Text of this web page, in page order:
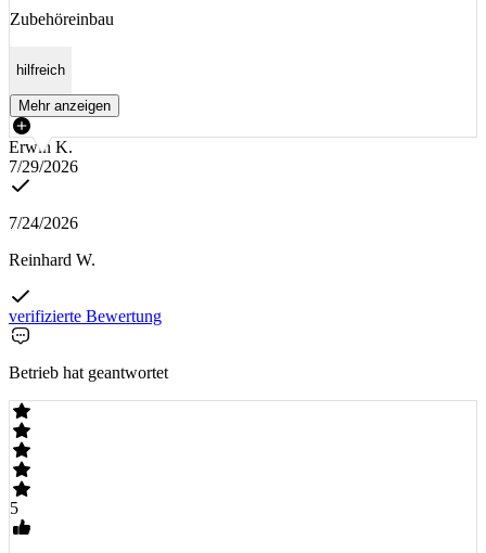
Zubehöreinbau
hilfreich
Mehr anzeigen
Erwin K.
7/29/2026
7/24/2026
Reinhard W.
verifizierte Bewertung
Betrieb hat geantwortet
5